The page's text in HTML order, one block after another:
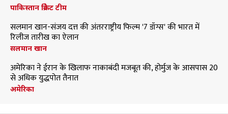
पाकिस्तान क्रिकेट टीम
सलमान खान-संजय दत्त की अंतरराष्ट्रीय फिल्म '7 डॉग्स' की भारत में
रिलीज तारीख का ऐलान
सलमान खान
अमेरिका ने ईरान के खिलाफ नाकाबंदी मजबूत की, होर्मुज के आसपास 20
से अधिक युद्धपोत तैनात
अमेरिका